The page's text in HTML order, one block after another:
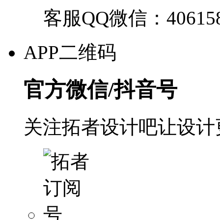
客服QQ微信：
APP二维码
官方微信/抖音号
关注拓者设计吧让设